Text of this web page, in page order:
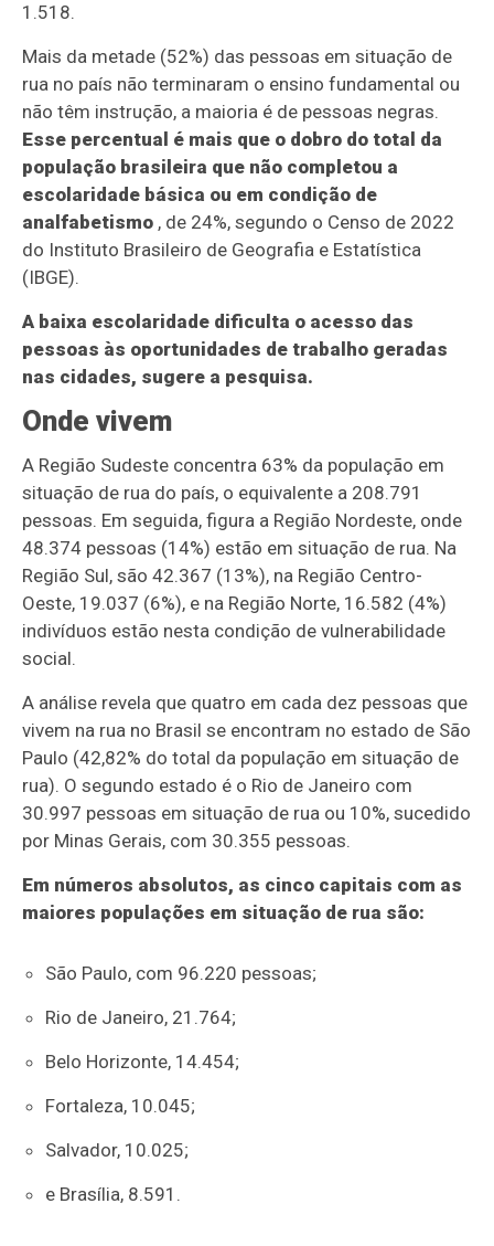
1.518.
Mais da metade (52%) das pessoas em situação de
rua no país não terminaram o ensino fundamental ou
não têm instrução, a maioria é de pessoas negras.
Esse percentual é mais que o dobro do total da
população brasileira que não completou a
escolaridade básica ou em condição de
analfabetismo , de 24%, segundo o Censo de 2022
do Instituto Brasileiro de Geografia e Estatística
(IBGE).
A baixa escolaridade dificulta o acesso das
pessoas às oportunidades de trabalho geradas
nas cidades, sugere a pesquisa.
Onde vivem
A Região Sudeste concentra 63% da população em
situação de rua do país, o equivalente a 208.791
pessoas. Em seguida, figura a Região Nordeste, onde
48.374 pessoas (14%) estão em situação de rua. Na
Região Sul, são 42.367 (13%), na Região Centro-
Oeste, 19.037 (6%), e na Região Norte, 16.582 (4%)
indivíduos estão nesta condição de vulnerabilidade
social.
A análise revela que quatro em cada dez pessoas que
vivem na rua no Brasil se encontram no estado de São
Paulo (42,82% do total da população em situação de
rua). O segundo estado é o Rio de Janeiro com
30.997 pessoas em situação de rua ou 10%, sucedido
por Minas Gerais, com 30.355 pessoas.
Em números absolutos, as cinco capitais com as
maiores populações em situação de rua são:
São Paulo, com 96.220 pessoas;
Rio de Janeiro, 21.764;
Belo Horizonte, 14.454;
Fortaleza, 10.045;
Salvador, 10.025;
e Brasília, 8.591.